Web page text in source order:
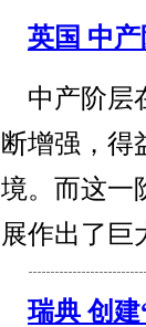
英国 中
中产阶层
断增强，得
境。而这一
展作出了巨
瑞典 创